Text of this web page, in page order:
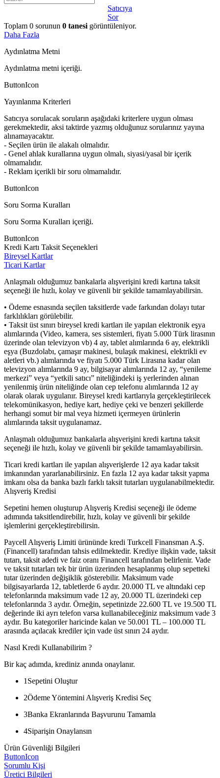
Satıcıya
Sor
Toplam 0 sorunun 0 tanesi görüntüleniyor.
Daha Fazla
Aydınlatma Metni
Aydınlatma metni içeriği.
ButtonIcon
Yayınlanma Kriterleri
Satıcıya sorulacak soruların aşağıdaki kriterlere uygun olması
gerekmektedir, aksi taktirde yazmış olduğunuz sorularınız yayına
alınamayacaktır.
- Seçilen ürün ile alakalı olmalıdır.
- Genel ahlak kurallarına uygun olmalı, siyasi/yasal bir içerik
olmamalıdır.
- Reklam içerikli bir soru olmamalıdır.
ButtonIcon
Soru Sorma Kuralları
Soru Sorma Kuralları içeriği.
ButtonIcon
Kredi Kartı Taksit Seçenekleri
Bireysel Kartlar
Ticari Kartlar
Anlaşmalı olduğumuz bankalarla alışverişini kredi kartına taksit
seçeneği ile hızlı, kolay ve güvenli bir şekilde tamamlayabilirsin.
• Ödeme esnasında seçilen taksitlerde vade farkından dolayı tutar
farklılıkları görülebilir.
• Taksit üst sınırı bireysel kredi kartları ile yapılan elektronik eşya
alımlarında (Video, kamera, ses sistemleri, fiyatı 5.000 Türk lirasının
üzerinde olan televizyon vb) 4 ay, tablet alımlarında 6 ay, elektrikli
eşya (Buzdolabı, çamaşır makinesi, bulaşık makinesi, elektrikli ev
aletleri vb.) alımlarında ve fiyatı 5.000 Türk Lirasına kadar olan
televizyon alımlarında 9 ay, bilgisayar alımlarında 12 ay, “yenileme
merkezi” veya “yetkili satıcı” niteliğindeki iş yerlerinden alınan
yenilenmiş ürün niteliğinde olan cep telefonu alımlarında 12 ay
olarak olarak uygulanır. Bireysel kredi kartlarıyla gerçekleştirilecek
telekomünikasyon, hediye kart, hediye çeki ve benzeri şekillerde
herhangi somut bir mal veya hizmeti içermeyen ürünlerin
alımlarında taksit uygulanamaz.
Anlaşmalı olduğumuz bankalarla alışverişini kredi kartına taksit
seçeneği ile hızlı, kolay ve güvenli bir şekilde tamamlayabilirsin.
Ticari kredi kartları ile yapılan alışverişlerde 12 aya kadar taksit
imkanından yararlanabilirsiniz. En fazla 12 aya kadar taksit yapma
imkanı olsa da banka bazlı farklı taksit tutarları uygulanabilmektedir.
Alışveriş Kredisi
Sepetini hemen oluşturup Alışveriş Kredisi seçeneği ile ödeme
adımında taksitlendirebilir, hızlı, kolay ve güvenli bir şekilde
işlemlerini gerçekleştirebilirsin.
Paycell Alışveriş Limiti ürününde kredi Turkcell Finansman A.Ş.
(Financell) tarafından tahsis edilmektedir. Krediye ilişkin vade, taksit
tutarı, taksit adedi ve faiz oranı Financell tarafından belirlenir. Vade
ve taksit tutarları tek bir ürün üzerinden hesaplanmış olup sepetteki
tutar üzerinden değişiklik gösterebilir. Maksimum vade
bilgisayarlarda 12, tabletlerde 6 aydır. 20.000 TL ve altındaki cep
telefonlarında maksimum vade 12 ay, 20.000 TL üzerindeki cep
telefonlarında 3 aydır. Örneğin, sepetinizde 22.600 TL ve 19.500 TL
değerinde iki ayrı telefon varsa kullanabileceğiniz maksimum vade 3
aydır. Bu kategoriler haricinde kalan ve 50.001 TL – 100.000 TL
arasında açılacak krediler için vade üst sınırı 24 aydır.
Nasıl Kredi Kullanabilirim ?
Bir kaç adımda, krediniz anında onaylanır.
1 Sepetini Oluştur
2Ödeme Yöntemini Alışveriş Kredisi Seç
3Banka Ekranlarında Başvurunu Tamamla
4Siparişin Onaylansın
Ürün Güvenliği Bilgileri
ButtonIcon
Sorumlu Kişi
Üretici Bilgileri